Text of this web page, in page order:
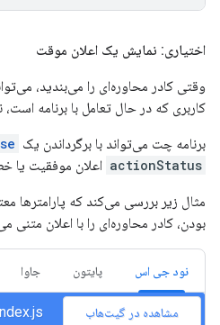
اختیاری: نمایش یک اعلان موقت
وقتی کادر محاوره‌ای را می‌بندید،
کاربری که در حال تعامل با برنامه
برنامه چت می‌تواند با برگرداندن یک
actionStatus اعلان موفقیت یا
مثال زیر بررسی می‌کند که پارامترها
بودن، کادر محاوره‌ای را با اعلان متنی
نود جی اس پایتون جاوا
مشاهده در گیت‌هاب